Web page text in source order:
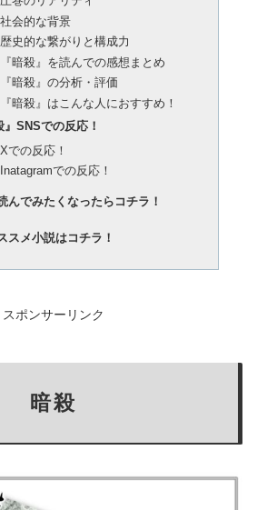
社会的な背景
歴史的な繋がりと構成力
『暗殺』を読んでの感想まとめ
『暗殺』の分析・評価
『暗殺』はこんな人におすすめ！
』SNSでの反応！
Xでの反応！
Inatagramでの反応！
んでみたくなったらコチラ！
スメ小説はコチラ！
スポンサーリンク
暗殺